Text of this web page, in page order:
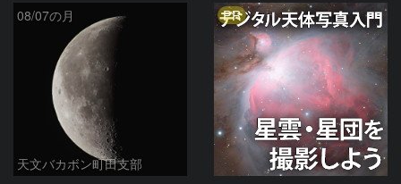
08/07の月
天文バカボン町田支部
PR